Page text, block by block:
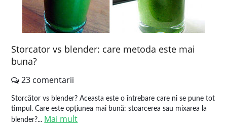
Storcator vs blender: care metoda este mai
buna?
23 comentarii
Storcător vs blender? Aceasta este o întrebare care ni se pune tot
timpul. Care este opțiunea mai bună: stoarcerea sau mixarea la
blender?... Mai mult